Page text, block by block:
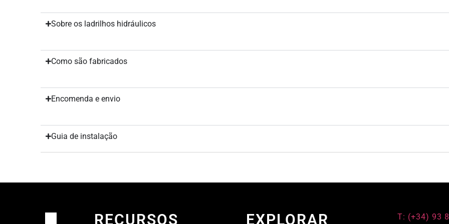
Sobre os ladrilhos hidráulicos
Como são fabricados
Encomenda e envio
Guia de instalação
RECURSOS EXPLORAR T: (+34) 93